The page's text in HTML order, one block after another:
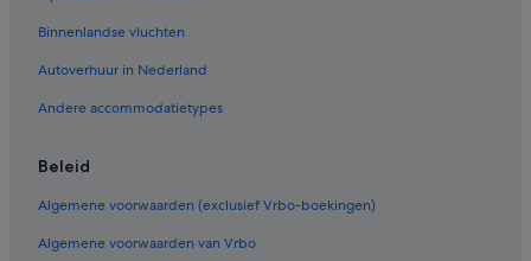
Vluchten van Tupelo (TUP) naar Amsterdam (AMS)
Vluchten van Beijing (PEK) naar Amsterdam (AMS)
Vluchten van Istanbul (IST) naar Amsterdam (AMS)
Vluchten van Valencia (VLC) naar Amsterdam (AMS)
Binnenlandse vluchten
Autoverhuur in Nederland
Andere accommodatietypes
Beleid
Algemene voorwaarden (exclusief Vrbo-boekingen)
Algemene voorwaarden van Vrbo